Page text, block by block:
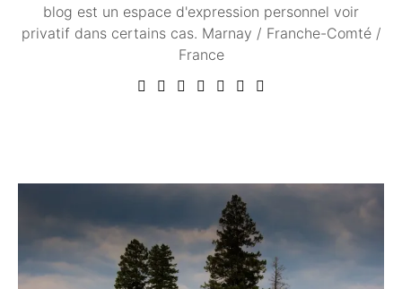
blog est un espace d'expression personnel voir
privatif dans certains cas. Marnay / Franche-Comté /
France